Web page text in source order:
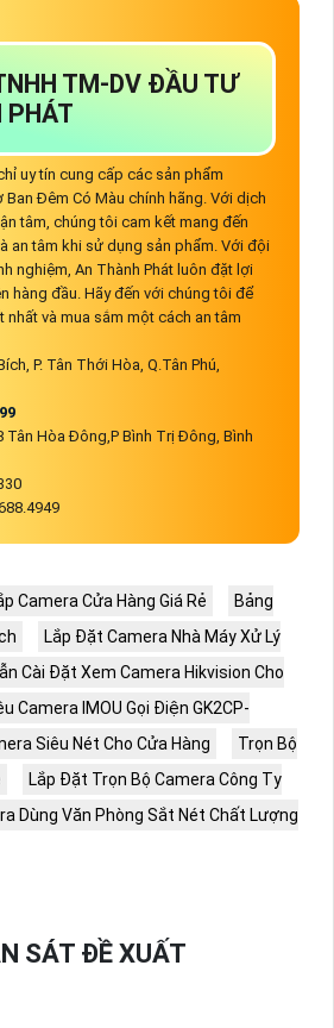
TM-DV ĐẦU TƯ
PHÁT
uy tín cung cấp các sản phẩm
Ban Đêm Có Màu chính hãng. Với dịch
tâm, chúng tôi cam kết mang đến
an tâm khi sử dụng sản phẩm. Với đội
nghiệm, An Thành Phát luôn đặt lợi
hàng đầu. Hãy đến với chúng tôi để
nhất và mua sắm một cách an tâm
P. Tân Thới Hòa, Q.Tân Phú,
Tân Hòa Đông,P Bình Trị Đông, Bình
Camera Cửa Hàng Giá Rẻ
Bảng
Lắp Đặt Camera Nhà Máy Xử Lý
Cài Đặt Xem Camera Hikvision Cho
Camera IMOU Gọi Điện GK2CP-
Siêu Nét Cho Cửa Hàng
Trọn Bộ
Lắp Đặt Trọn Bộ Camera Công Ty
Dùng Văn Phòng Sắt Nét Chất Lượng
SÁT ĐỀ XUẤT